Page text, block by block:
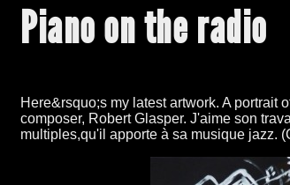
Piano on the radio
Here&rsquo;s my latest artwork. A portrait
composer, Robert Glasper. J'aime son
multiples,qu'il apporte à sa musique jazz.